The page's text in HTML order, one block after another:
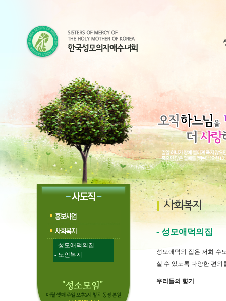
- 성모애덕의집
- 노인복지
- 성모애덕의집
성모애덕의 집은 저희 수
실 수 있도록 다양한 편의
우리들의 향기